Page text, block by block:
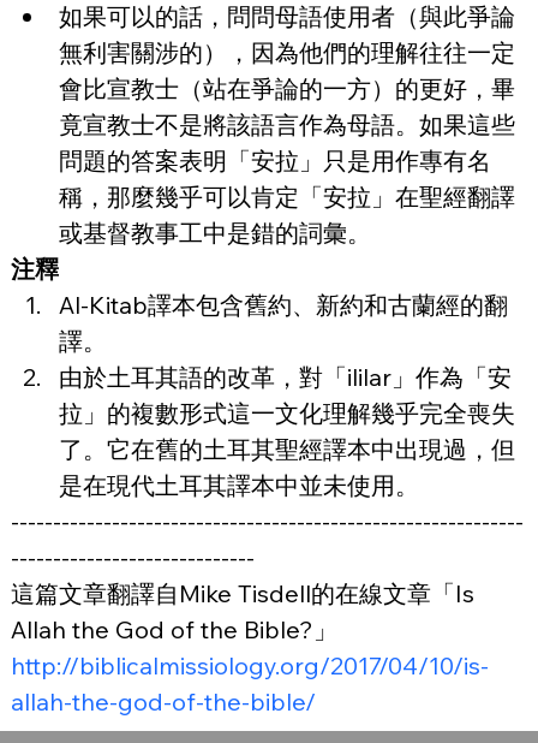
如果可以的話，問問母語使用者（與此爭論
無利害關涉的），因為他們的理解往往一定
會比宣教士（站在爭論的一方）的更好，畢
竟宣教士不是將該語言作為母語。如果這些
問題的答案表明「安拉」只是用作專有名
稱，那麼幾乎可以肯定「安拉」在聖經翻譯
或基督教事工中是錯的詞彙。
注釋
Al-Kitab譯本包含舊約、新約和古蘭經的翻
譯。
由於土耳其語的改革，對「ililar」作為「安
拉」的複數形式這一文化理解幾乎完全喪失
了。它在舊的土耳其聖經譯本中出現過，但
是在現代土耳其譯本中並未使用。
-------------------------------------------------------------
-----------------------------
這篇文章翻譯自Mike Tisdell的在線文章「Is
Allah the God of the Bible?」
http://biblicalmissiology.org/2017/04/10/is-
allah-the-god-of-the-bible/